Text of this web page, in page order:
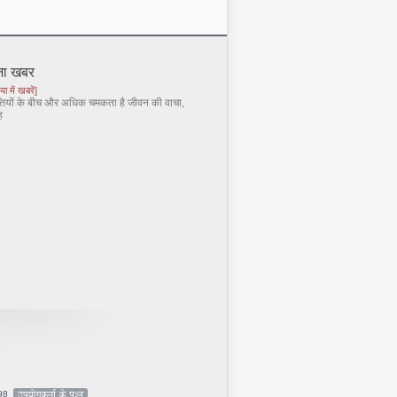
खबर
में खबरें]
के बीच और अधिक चमकता है जीवन की वाचा,